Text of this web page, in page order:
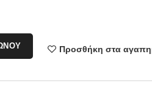
Προσθήκη στα